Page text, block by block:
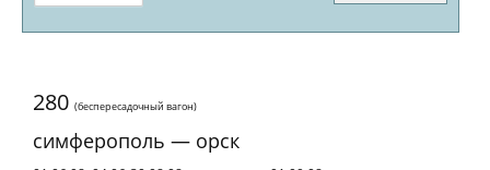
280 (беспересадочный вагон)
симферополь — орск